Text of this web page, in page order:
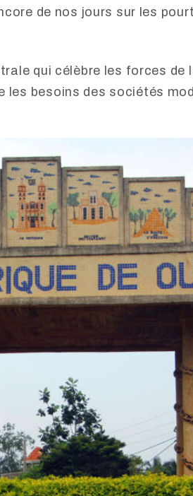
de nos jours sur les
qui célèbre les forces
besoins des sociétés